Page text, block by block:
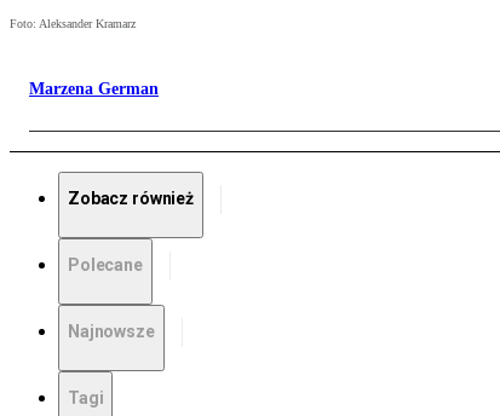
Foto: Aleksander Kramarz
Marzena German
Zobacz również
Polecane
Najnowsze
Tagi